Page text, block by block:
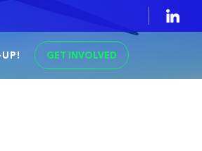
UP! GET INVOLVED